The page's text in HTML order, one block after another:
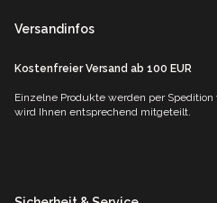
Versandinfos
Kostenfreier Versand ab 100 EUR
Einzelne Produkte werden per Spedition
wird Ihnen entsprechend mitgeteilt.